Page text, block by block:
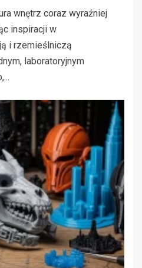
wnętrz coraz wyraźniej
inspiracji w
i rzemieślniczą
laboratoryjnym